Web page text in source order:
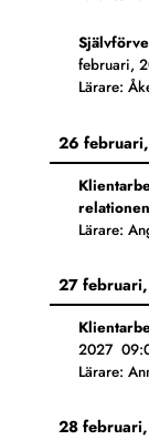
februari,
Lärare:
26
relationen
Lärare:
27
2027
Lärare:
28